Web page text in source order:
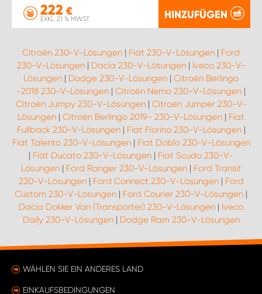
222 €
EXKL. 21 % MWST. HINZUFÜGEN
Citroën 230-V-Lösungen | Fiat 230-V-Lösungen | Ford
230-V-Lösungen| Dacia 230-V-Lösungen| Iveco 230-V-
Lösungen | Dodge 230-V-Lösungen | Citroën Berlingo
-2018 230-V-Lösungen | Citroën Nemo 230-V-Lösungen |
Citroën Jumpy 230-V-Lösungen| Citroën Jumper 230-V-
Lösungen | Citroën Berlingo 2019- 230-V-Lösungen | Fiat
Fullback 230-V-Lösungen| Fiat Fiorino 230-V-Lösungen|
Fiat Talento 230-V-Lösungen| Fiat Doblo 230-V-Lösungen
| Fiat Ducato 230-V-Lösungen | Fiat Scudo 230-V-
Lösungen| Ford Ranger 230-V-Lösungen| Ford Transit
230-V-Lösungen| Ford Connect 230-V-Lösungen| Ford
Custom 230-V-Lösungen | Ford Courier 230-V-Lösungen |
Dacia Dokker Van (Transporter) 230-V-Lösungen | Iveco
Daily 230-V-Lösungen| Dodge Ram 230-V-Lösungen
WÄHLEN SIE EIN ANDERES LAND
EINKAUFSBEDINGUNGEN